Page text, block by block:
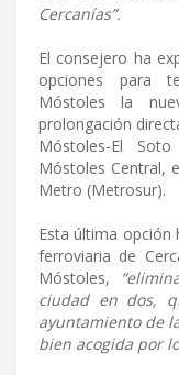
Cercanías”.
El consejero ha
opciones para
Móstoles la
prolongación
Móstoles-El
Móstoles Central,
Metro (Metrosur).
Esta última opción
ferroviaria de
Móstoles,
ciudad en dos,
ayuntamiento de
bien acogida por